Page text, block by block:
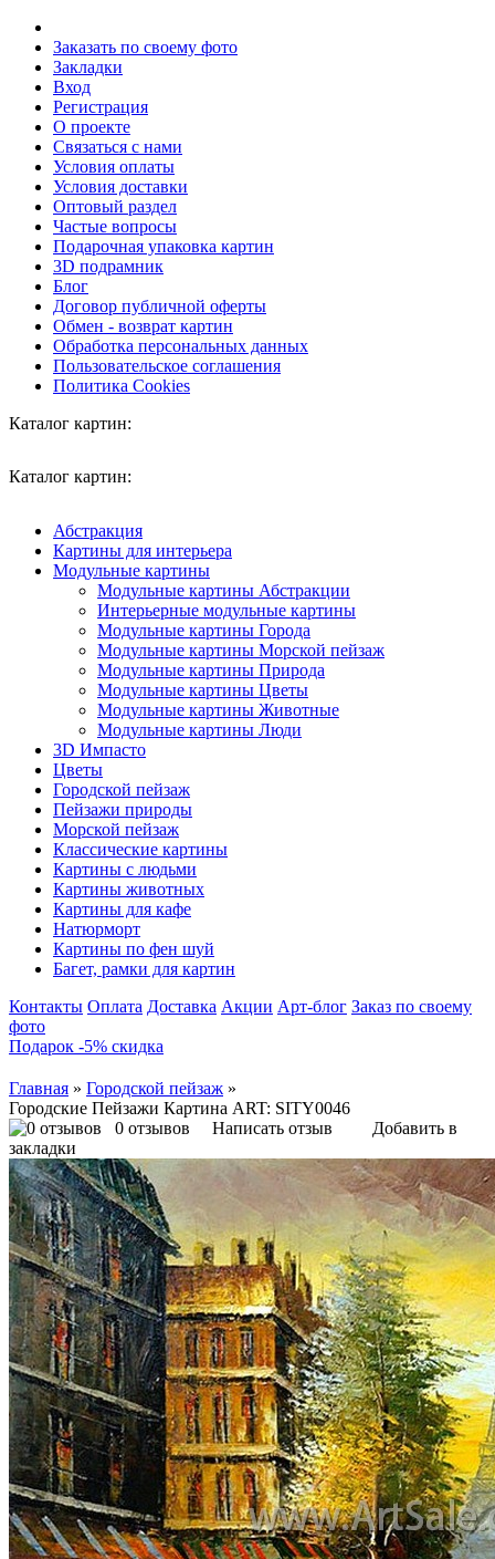
Заказать по своему фото
Закладки
Вход
Регистрация
О проекте
Связаться с нами
Условия оплаты
Условия доставки
Оптовый раздел
Частые вопросы
Подарочная упаковка картин
3D подрамник
Блог
Договор публичной оферты
Обмен - возврат картин
Обработка персональных данных
Пользовательское соглашения
Политика Cookies
Каталог картин:
Каталог картин:
Абстракция
Картины для интерьера
Модульные картины
Модульные картины Абстракции
Интерьерные модульные картины
Модульные картины Города
Модульные картины Морской пейзаж
Модульные картины Природа
Модульные картины Цветы
Модульные картины Животные
Модульные картины Люди
3D Импасто
Цветы
Городской пейзаж
Пейзажи природы
Морской пейзаж
Классические картины
Картины с людьми
Картины животных
Картины для кафе
Натюрморт
Картины по фен шуй
Багет, рамки для картин
Контакты Оплата Доставка Акции Арт-блог Заказ по своему
фото
Подарок -5% скидка
Главная » Городской пейзаж »
Городские Пейзажи Картина ART: SITY0046
0 отзывов
Написать отзыв
Добавить в
закладки